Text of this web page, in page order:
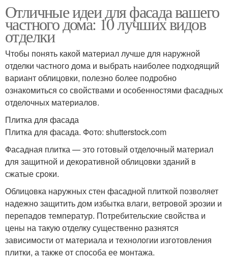
Отличные идеи для фасада вашего
частного дома: 10 лучших видов
отделки
Чтобы понять какой материал лучше для наружной
отделки частного дома и выбрать наиболее подходящий
вариант облицовки, полезно более подробно
ознакомиться со свойствами и особенностями фасадных
отделочных материалов.
Плитка для фасада
Плитка для фасада. Фото: shutterstock.com
Фасадная плитка — это готовый отделочный материал
для защитной и декоративной облицовки зданий в
сжатые сроки.
Облицовка наружных стен фасадной плиткой позволяет
надежно защитить дом избытка влаги, ветровой эрозии и
перепадов температур. Потребительские свойства и
цены на такую отделку существенно разнятся
зависимости от материала и технологии изготовления
плитки, а также от способа ее монтажа.